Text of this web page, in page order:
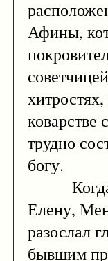
Афины,
коварстве
трудно
богу.
Когда
Елену,
разослал
бывшим